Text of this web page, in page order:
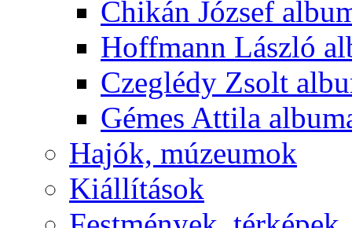
Chikán József
Hoffmann László
Czeglédy Zsolt
Gémes Attila
Hajók, múzeumok
Kiállítások